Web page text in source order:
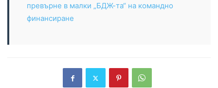
превърне в малки „БДЖ-та“ на командно
финансиране